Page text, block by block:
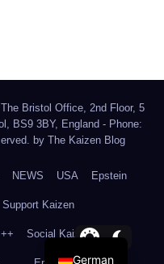
Bristol Office, 2nd Floor, 5
BS9 3BY, England - Phone:
by The Kaizen Blog
NEWS USA Epstein
Support Kaizen
Social Kaizen
German